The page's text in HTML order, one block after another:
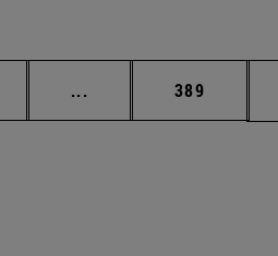
... Páginas intermedias
Página
389